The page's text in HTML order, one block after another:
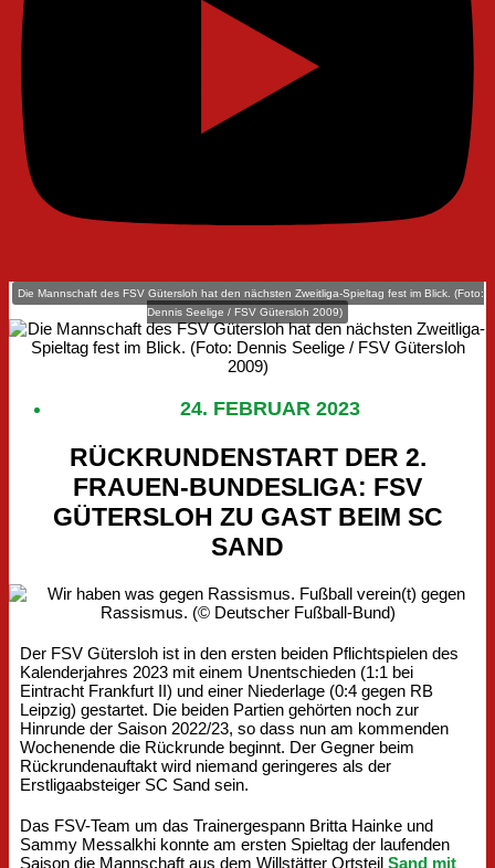
Die Mannschaft des FSV Gütersloh hat den nächsten Zweitliga-Spieltag fest im Blick. (Foto:
Dennis Seelige / FSV Gütersloh 2009)
24. FEBRUAR 2023
RÜCKRUNDENSTART DER 2.
FRAUEN-BUNDESLIGA: FSV
GÜTERSLOH ZU GAST BEIM SC
SAND
Der FSV Gütersloh ist in den ersten beiden Pflichtspielen des
Kalenderjahres 2023 mit einem Unentschieden (1:1 bei
Eintracht Frankfurt II) und einer Niederlage (0:4 gegen RB
Leipzig) gestartet. Die beiden Partien gehörten noch zur
Hinrunde der Saison 2022/23, so dass nun am kommenden
Wochenende die Rückrunde beginnt. Der Gegner beim
Rückrundenauftakt wird niemand geringeres als der
Erstligaabsteiger SC Sand sein.
Das FSV-Team um das Trainergespann Britta Hainke und
Sammy Messalkhi konnte am ersten Spieltag der laufenden
Saison die Mannschaft aus dem Willstätter Ortsteil Sand mit